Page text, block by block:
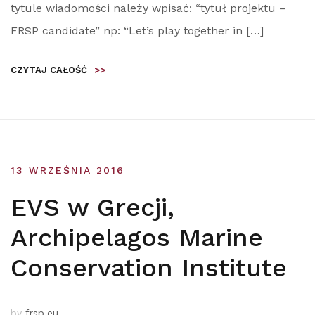
tytule wiadomości należy wpisać: “tytuł projektu –
FRSP candidate” np: “Let’s play together in […]
CZYTAJ CAŁOŚĆ >>
13 WRZEŚNIA 2016
EVS w Grecji,
Archipelagos Marine
Conservation Institute